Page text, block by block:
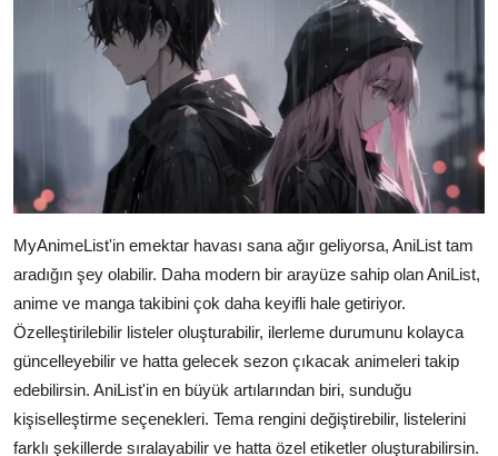
MyAnimeList'in emektar havası sana ağır geliyorsa, AniList tam
aradığın şey olabilir. Daha modern bir arayüze sahip olan AniList,
anime ve manga takibini çok daha keyifli hale getiriyor.
Özelleştirilebilir listeler oluşturabilir, ilerleme durumunu kolayca
güncelleyebilir ve hatta gelecek sezon çıkacak animeleri takip
edebilirsin. AniList'in en büyük artılarından biri, sunduğu
kişiselleştirme seçenekleri. Tema rengini değiştirebilir, listelerini
farklı şekillerde sıralayabilir ve hatta özel etiketler oluşturabilirsin.